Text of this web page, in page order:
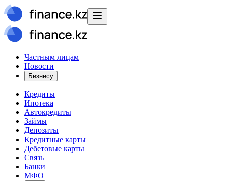
Частным лицам
Новости
Бизнесу
Кредиты
Ипотека
Автокредиты
Займы
Депозиты
Кредитные карты
Дебетовые карты
Связь
Банки
МФО